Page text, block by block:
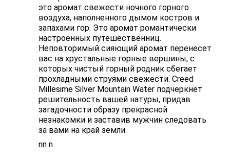
это аромат свежести ночного горного
воздуха, наполненного дымом костров и
запахами гор. Это аромат романтически
настроенных путешественниц.
Неповторимый сияющий аромат перенесет
вас на хрустальные горные вершины, с
которых чистый горный родник сбегает
прохладными струями свежести. Creed
Millesime Silver Mountain Water подчеркнет
решительность вашей натуры, придав
загадочности образу прекрасной
незнакомки и заставив мужчин следовать
за вами на край земли.
nn n